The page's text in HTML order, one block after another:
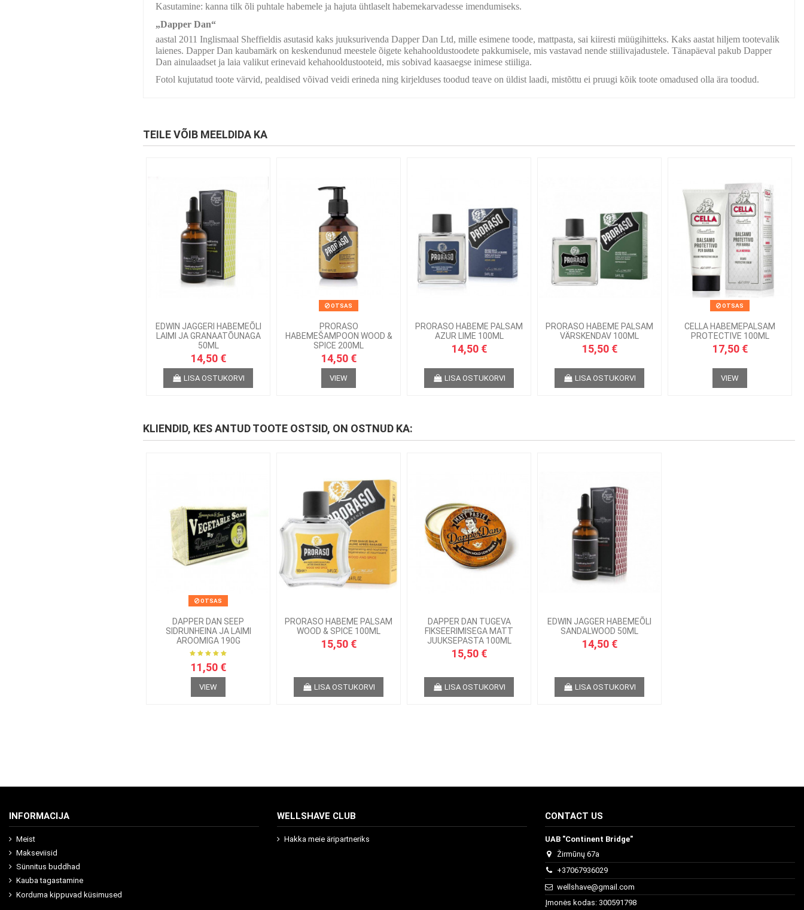
Kasutamine: kanna tilk õli puhtale habemele ja hajuta ühtlaselt habemekarvadesse imendumiseks.
„Dapper Dan“
aastal 2011 Inglismaal Sheffieldis asutasid kaks juuksurivenda Dapper Dan Ltd, mille esimene toode, mattpasta, sai kiiresti müügihitteks. Kaks aastat hiljem tootevalik
laienes. Dapper Dan kaubamärk on keskendunud meestele õigete kehahooldustoodete pakkumisele, mis vastavad nende stiilivajadustele. Tänapäeval pakub Dapper
Dan ainulaadset ja laia valikut erinevaid kehahooldustooteid, mis sobivad kaasaegse inimese stiiliga.
Fotol kujutatud toote värvid, pealdised võivad veidi erineda ning kirjelduses toodud teave on üldist laadi, mistõttu ei pruugi kõik toote omadused olla ära toodud.
TEILE VÕIB MEELDIDA KA
EDWIN JAGGERI HABEMEÕLI
LAIMI JA GRANAATÕUNAGA
50ML
14,50 €
LISA OSTUKORVI
OTSAS
PRORASO
HABEMEŠAMPOON WOOD &
SPICE 200ML
14,50 €
VIEW
PRORASO HABEME PALSAM
AZUR LIME 100ML
14,50 €
LISA OSTUKORVI
PRORASO HABEME PALSAM
VÄRSKENDAV 100ML
15,50 €
LISA OSTUKORVI
OTSAS
CELLA HABEMEPALSAM
PROTECTIVE 100ML
17,50 €
VIEW
KLIENDID, KES ANTUD TOOTE OSTSID, ON OSTNUD KA:
OTSAS
DAPPER DAN SEEP
SIDRUNHEINA JA LAIMI
AROOMIGA 190G
11,50 €
VIEW
PRORASO HABEME PALSAM
WOOD & SPICE 100ML
15,50 €
LISA OSTUKORVI
DAPPER DAN TUGEVA
FIKSEERIMISEGA MATT
JUUKSEPASTA 100ML
15,50 €
LISA OSTUKORVI
EDWIN JAGGER HABEMEÕLI
SANDALWOOD 50ML
14,50 €
LISA OSTUKORVI
INFORMACIJA
Meist
Makseviisid
Sünnitus buddhad
Kauba tagastamine
Korduma kippuvad küsimused
WELLSHAVE CLUB
Hakka meie äripartneriks
CONTACT US
UAB "Continent Bridge"
Žirmūnų 67a
+37067936029
wellshave@gmail.com
Įmonės kodas: 300591798